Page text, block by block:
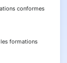
conformes
les formations